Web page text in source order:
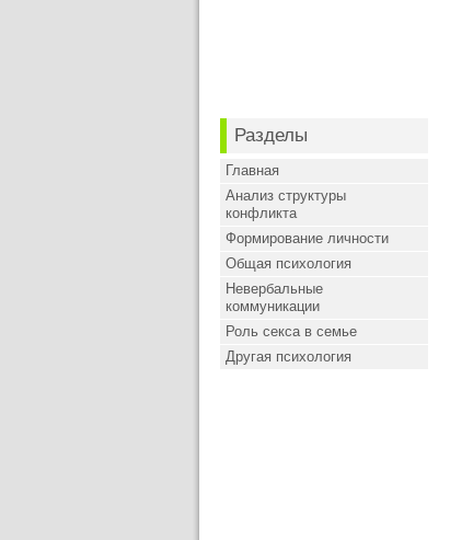
Разделы
Главная
Анализ структуры
конфликта
Формирование личности
Общая психология
Невербальные
коммуникации
Роль секса в семье
Другая психология